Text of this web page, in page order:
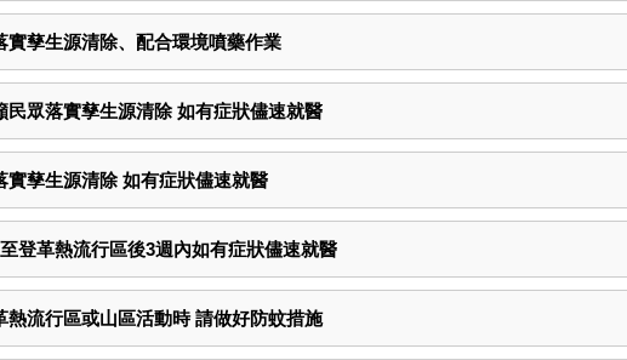
孳生源清除、配合環境噴藥作業
眾落實孳生源清除 如有症狀儘速就醫
孳生源清除 如有症狀儘速就醫
登革熱流行區後3週內如有症狀儘速就醫
流行區或山區活動時 請做好防蚊措施